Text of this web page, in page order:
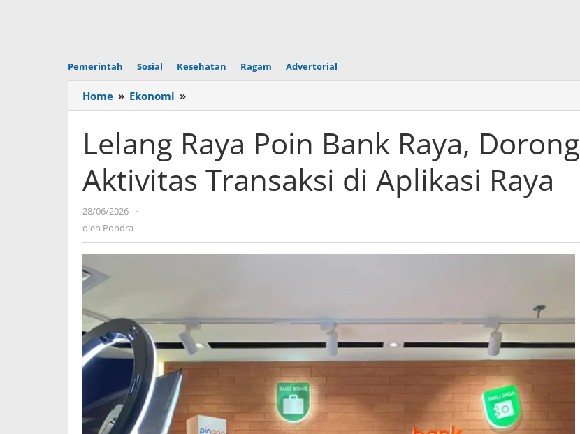
Pemerintah Sosial Kesehatan Ragam Advertorial
Home » Ekonomi »
Raya
Bank
Raya,
Dorong
Aktivitas
Lelang Raya Poin Bank Raya, Dorong
Aktivitas Transaksi di Aplikasi Raya
28/06/2026 oleh
-
oleh Pondra